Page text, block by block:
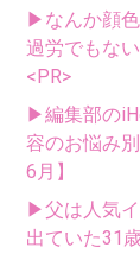
▶なんか顔
過労でもな
<PR>
▶編集部の
容のお悩み
6月】
▶父は人気
出ていた31